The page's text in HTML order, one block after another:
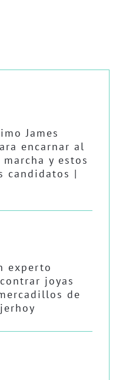
James
encarnar al
y estos
candidatos |
experto
joyas
de